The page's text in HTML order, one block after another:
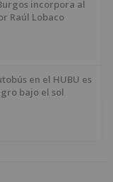
incorpora al
Raúl Lobaco
en el HUBU es
bajo el sol